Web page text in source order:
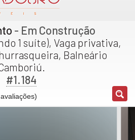
- Em Construção
1 suíte), Vaga privativa,
Balneário
#1.184
avaliações)